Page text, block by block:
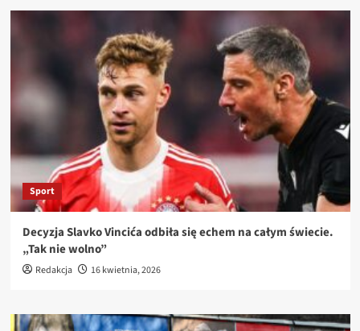
Sport
Decyzja Slavko Vincića odbiła się echem na całym świecie.
„Tak nie wolno”
Redakcja 16 kwietnia, 2026